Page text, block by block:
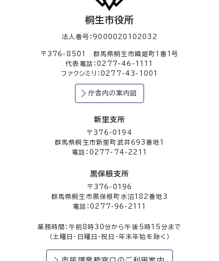
桐生市役所
法人番号：9000020102032
〒376-8501 群馬県桐生市織姫町1番1号
代表電話：0277-46-1111
ファクシミリ：0277-43-1001
庁舎内の案内図
新里支所
〒376-0194
群馬県桐生市新里町武井693番地1
電話：0277-74-2211
黒保根支所
〒376-0196
群馬県桐生市黒保根町水沼182番地3
電話：0277-96-2111
業務時間：午前8時30分から午後5時15分まで
（土曜日・日曜日・祝日・年末年始を除く）